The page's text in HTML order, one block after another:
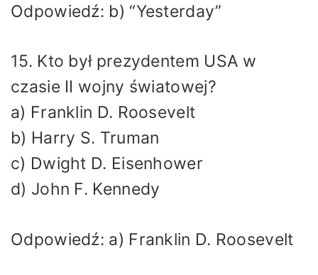
Odpowiedź: b) “Yesterday”
15. Kto był prezydentem USA w
czasie II wojny światowej?
a) Franklin D. Roosevelt
b) Harry S. Truman
c) Dwight D. Eisenhower
d) John F. Kennedy
Odpowiedź: a) Franklin D. Roosevelt